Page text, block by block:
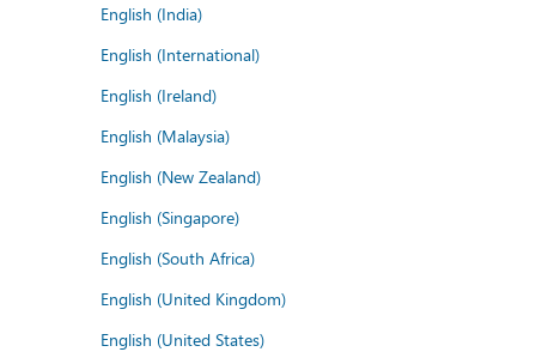
English (India)
English (International)
English (Ireland)
English (Malaysia)
English (New Zealand)
English (Singapore)
English (South Africa)
English (United Kingdom)
English (United States)